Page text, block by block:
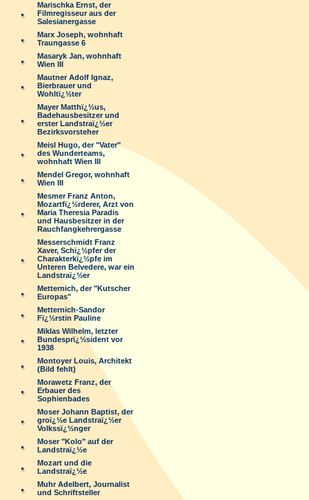
Marischka Ernst, der
Filmregisseur aus der
Salesianergasse
Marx Joseph, wohnhaft
Traungasse 6
Masaryk Jan, wohnhaft
Wien III
Mautner Adolf Ignaz,
Bierbrauer und
Wohltï¿½ter
Mayer Matthï¿½us,
Badehausbesitzer und
erster Landstraï¿½er
Bezirksvorsteher
Meisl Hugo, der "Vater"
des Wunderteams,
wohnhaft Wien III
Mendel Gregor, wohnhaft
Wien III
Mesmer Franz Anton,
Mozartfï¿½rderer, Arzt von
Maria Theresia Paradis
und Hausbesitzer in der
Rauchfangkehrergasse
Messerschmidt Franz
Xaver, Schï¿½pfer der
Charakterkï¿½pfe im
Unteren Belvedere, war ein
Landstraï¿½er
Metternich, der "Kutscher
Europas"
Metternich-Sandor
Fï¿½rstin Pauline
Miklas Wilhelm, letzter
Bundesprï¿½sident vor
1938
Montoyer Louis, Architekt
(Bild fehlt)
Morawetz Franz, der
Erbauer des
Sophienbades
Moser Johann Baptist, der
groï¿½e Landstraï¿½er
Volkssï¿½nger
Moser "Kolo" auf der
Landstraï¿½e
Mozart und die
Landstraï¿½e
Muhr Adelbert, Journalist
und Schriftsteller